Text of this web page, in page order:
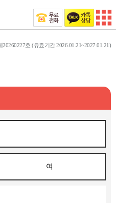
호 (유효기간 2026.01.21~2027.01.21)
여